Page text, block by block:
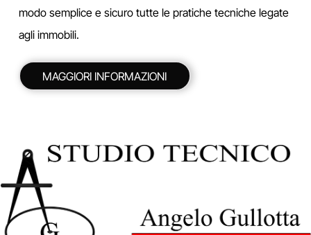
modo semplice e sicuro tutte le pratiche tecniche legate
agli immobili.
MAGGIORI INFORMAZIONI